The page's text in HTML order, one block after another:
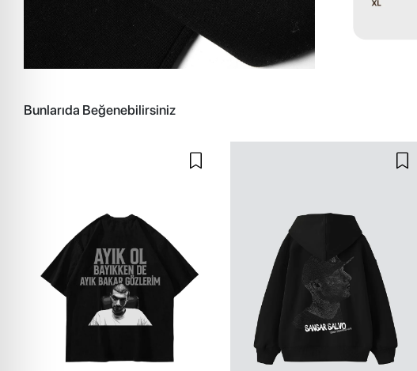
Bunlarıda Beğenebilirsiniz